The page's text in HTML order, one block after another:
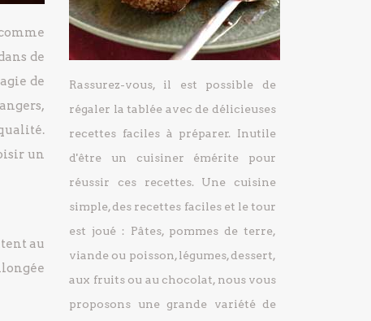
de
de
un
au
Rassurez-vous, il est possible de
régaler la tablée avec de délicieuses
recettes faciles à préparer. Inutile
d'être un cuisiner émérite pour
réussir ces recettes. Une cuisine
simple, des recettes faciles et le tour
est joué : Pâtes, pommes de terre,
viande ou poisson, légumes, dessert,
aux fruits ou au chocolat, nous vous
proposons une grande variété de